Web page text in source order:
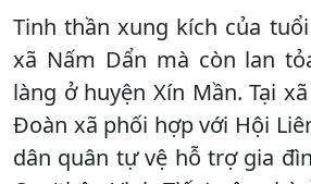
Tinh thần xung kích của
xã Nấm Dẩn mà còn lan
làng ở huyện Xín Mần. Tại
Đoàn xã phối hợp với Hội
dân quân tự vệ hỗ trợ gia